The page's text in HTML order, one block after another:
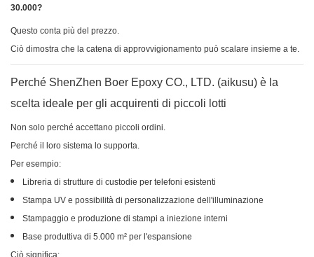
30.000?
Questo conta più del prezzo.
Ciò dimostra che la catena di approvvigionamento può scalare insieme a te.
Perché ShenZhen Boer Epoxy CO., LTD. (aikusu) è la
scelta ideale per gli acquirenti di piccoli lotti
Non solo perché accettano piccoli ordini.
Perché il loro sistema lo supporta.
Per esempio:
Libreria di strutture di custodie per telefoni esistenti
Stampa UV e possibilità di personalizzazione dell'illuminazione
Stampaggio e produzione di stampi a iniezione interni
Base produttiva di 5.000 m² per l'espansione